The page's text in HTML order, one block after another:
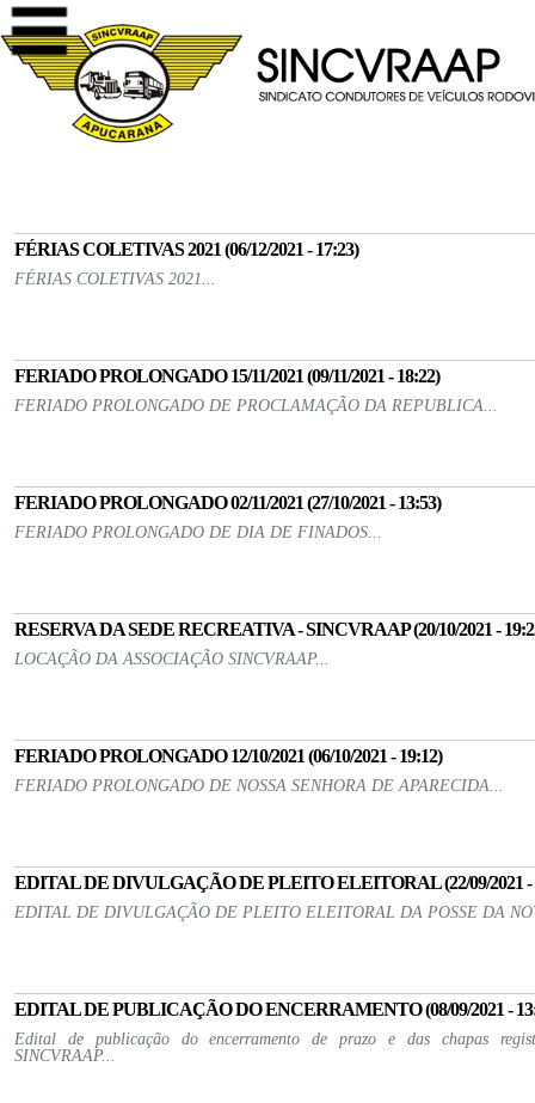
FÉRIAS COLETIVAS 2021 (06/12/2021 - 17:23)
FÉRIAS COLETIVAS 2021...
FERIADO PROLONGADO 15/11/2021 (09/11/2021 - 18:22)
FERIADO PROLONGADO DE PROCLAMAÇÃO DA REPUBLICA...
FERIADO PROLONGADO 02/11/2021 (27/10/2021 - 13:53)
FERIADO PROLONGADO DE DIA DE FINADOS...
RESERVA DA SEDE RECREATIVA - SINCVRAAP (20/10/2021 -
LOCAÇÃO DA ASSOCIAÇÃO SINCVRAAP...
FERIADO PROLONGADO 12/10/2021 (06/10/2021 - 19:12)
FERIADO PROLONGADO DE NOSSA SENHORA DE APARECIDA...
EDITAL DE DIVULGAÇÃO DE PLEITO ELEITORAL (22/09/2021 -
EDITAL DE DIVULGAÇÃO DE PLEITO ELEITORAL DA POSSE DA
EDITAL DE PUBLICAÇÃO DO ENCERRAMENTO (08/09/2021 -
Edital de publicação do encerramento de prazo e das chapas
SINCVRAAP...